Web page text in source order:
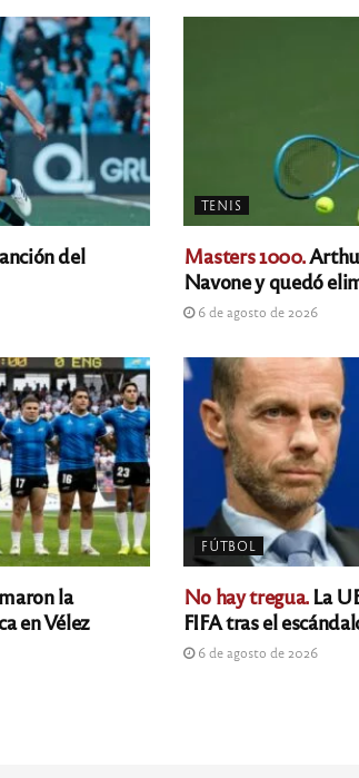
del
TENIS
Masters 1000.
Navone y quedó
6 de agosto de 2026
la
en Vélez
FÚTBOL
No hay tregua.La
FIFA tras el
6 de agosto de 2026